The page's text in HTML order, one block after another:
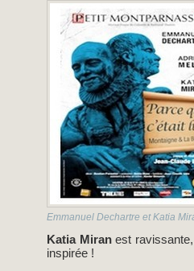
Emmanuel Dechartre et Katia
Katia Miranest ravissante,
inspirée !